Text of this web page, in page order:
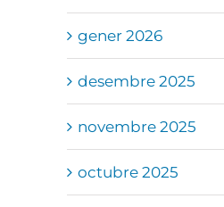
gener 2026
desembre 2025
novembre 2025
octubre 2025